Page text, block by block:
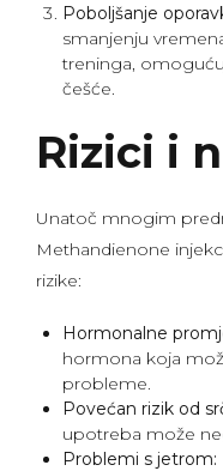
Poboljšanje
smanjenju
treninga,
češće.
Rizici i
Unatoč mnogim
Methandienone
rizike:
Hormonalne
hormona koja
probleme.
Povećan rizik od
upotreba može
Problemi s jetrom: